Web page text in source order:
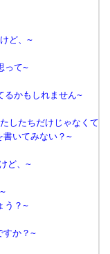
ど、~
って~
るかもしれません~
たちだけじゃなくて~
書いてみない？~
ど、~
う？~
すか？~